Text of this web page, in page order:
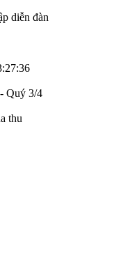
diễn đàn
Quý 3/4
thu